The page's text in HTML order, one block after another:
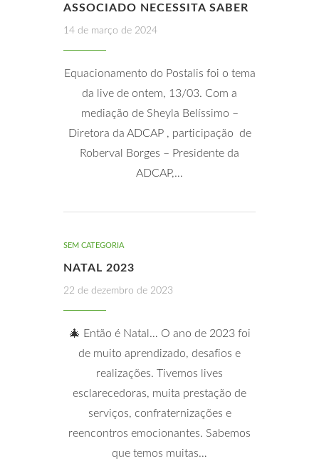
ASSOCIADO NECESSITA SABER
14 de março de 2024
Equacionamento do Postalis foi o tema
da live de ontem, 13/03. Com a
mediação de Sheyla Belíssimo –
Diretora da ADCAP , participação de
Roberval Borges – Presidente da
ADCAP,…
SEM CATEGORIA
NATAL 2023
22 de dezembro de 2023
🎄 Então é Natal… O ano de 2023 foi
de muito aprendizado, desafios e
realizações. Tivemos lives
esclarecedoras, muita prestação de
serviços, confraternizações e
reencontros emocionantes. Sabemos
que temos muitas…